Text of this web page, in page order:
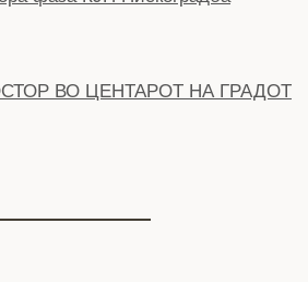
ВО ЦЕНТАРОТ НА ГРАДОТ
„КОЗАРА“